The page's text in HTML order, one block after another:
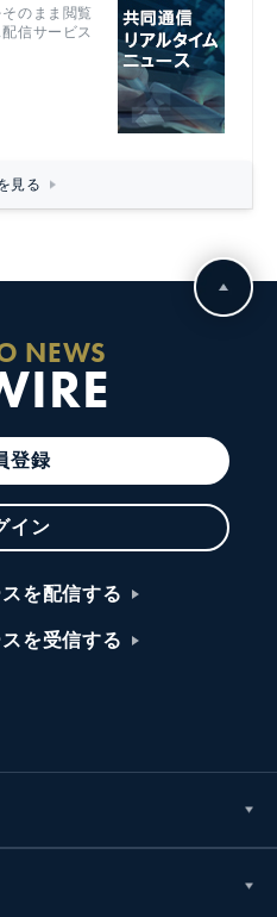
のまま閲覧
信サービス
見る
NEWS
登録
イン
を配信する
を受信する